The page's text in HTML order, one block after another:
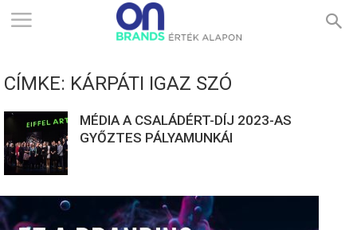
ONBRANDS
ÉRTÉK
ALAPON
CÍMKE: KÁRPÁTI IGAZ SZÓ
MÉDIA A CSALÁDÉRT-DÍJ 2023-AS
GYŐZTES PÁLYAMUNKÁI